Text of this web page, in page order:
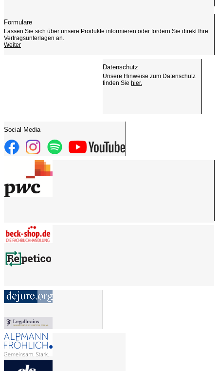
Formulare
Lassen Sie sich über unsere Produkte informieren oder fordern Sie direkt Ihre
Vertragsunterlagen an.
Weiter
Datenschutz
Unsere Hinweise zum Datenschutz
finden Sie hier.
Social Media